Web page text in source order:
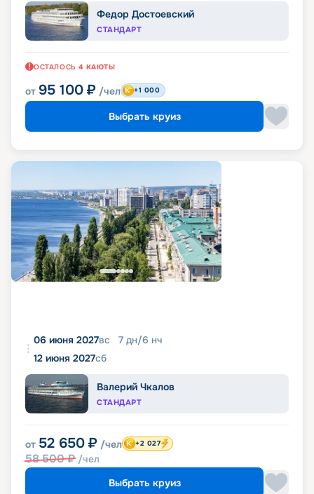
Федор Достоевский
СТАНДАРТ
ОСТАЛОСЬ 4 КАЮТЫ
от 95 100 ₽ /чел +1 000
Выбрать круиз
06 июня 2027вс 7 дн/6 нч
12 июня 2027сб
Валерий Чкалов
СТАНДАРТ
от 52 650 ₽ /чел
58 500₽ /чел
+2 027
Выбрать круиз